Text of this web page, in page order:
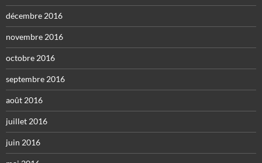
décembre 2016
novembre 2016
octobre 2016
septembre 2016
août 2016
juillet 2016
juin 2016